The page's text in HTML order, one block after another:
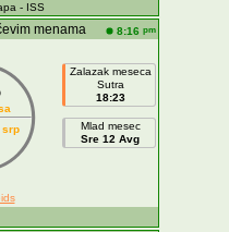
- ISS
menama 8:16 pm
srp
Zalazak meseca
Sutra
18:23
Mlad mesec
Sre 12 Avg